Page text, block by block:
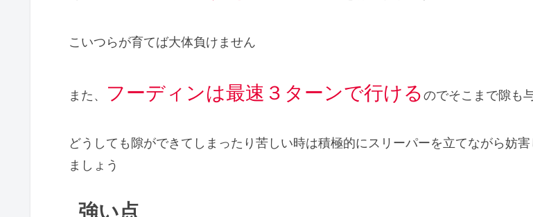
こいつらが育てば大体負けません
また、 フーディンは最速３ターンで行けるのでそこまで隙も
どうしても隙ができてしまったり苦しい時は積極的にスリーパーを立てながら妨害
ましょう
強い点